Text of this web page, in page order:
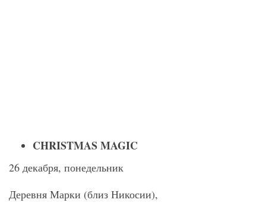
CHRISTMAS MAGIC
26 декабря, понедельник
Деревня Марки (близ Никосии),